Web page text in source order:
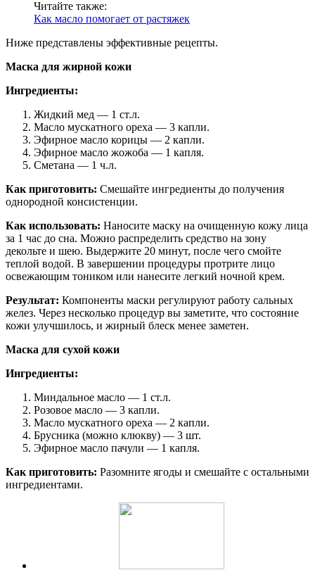
Читайте также:
Как масло помогает от растяжек
Ниже представлены эффективные рецепты.
Маска для жирной кожи
Ингредиенты:
Жидкий мед — 1 ст.л.
Масло мускатного ореха — 3 капли.
Эфирное масло корицы — 2 капли.
Эфирное масло жожоба — 1 капля.
Сметана — 1 ч.л.
Как приготовить: Смешайте ингредиенты до получения
однородной консистенции.
Как использовать: Наносите маску на очищенную кожу лица
за 1 час до сна. Можно распределить средство на зону
декольте и шею. Выдержите 20 минут, после чего смойте
теплой водой. В завершении процедуры протрите лицо
освежающим тоником или нанесите легкий ночной крем.
Результат: Компоненты маски регулируют работу сальных
желез. Через несколько процедур вы заметите, что состояние
кожи улучшилось, и жирный блеск менее заметен.
Маска для сухой кожи
Ингредиенты:
Миндальное масло — 1 ст.л.
Розовое масло — 3 капли.
Масло мускатного ореха — 2 капли.
Брусника (можно клюкву) — 3 шт.
Эфирное масло пачули — 1 капля.
Как приготовить: Разомните ягоды и смешайте с остальными
ингредиентами.